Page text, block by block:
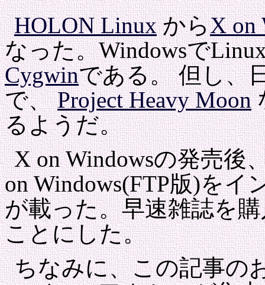
HOLON LinuxからX on
なった。Windowsで
Cygwinである。 但し、
で、Project Heavy Moon
るようだ。
X on Windowsの発売後
on Windows(FTP版)を
が載った。早速雑誌を
ことにした。
ちなみに、この記事の